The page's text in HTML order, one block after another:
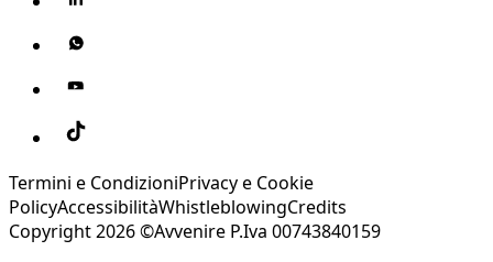
Termini e CondizioniPrivacy e Cookie
PolicyAccessibilitàWhistleblowingCredits
Copyright 2026 ©Avvenire P.Iva 00743840159